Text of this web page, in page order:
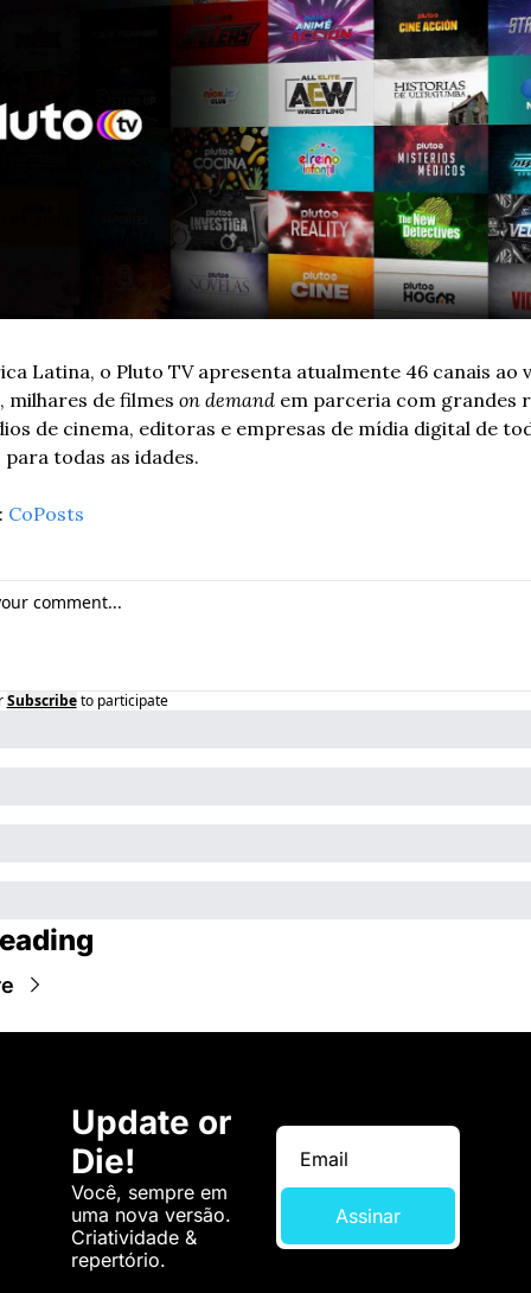
Latina, o Pluto TV apresenta atualmente 46 canais ao
milhares de filmes on demand em parceria com grandes
de cinema, editoras e empresas de mídia digital de
todas as idades.
CoPosts
Subscribe to participate
Update or
Die!
Você, sempre em
uma nova versão.
Criatividade &
repertório.
Assinar